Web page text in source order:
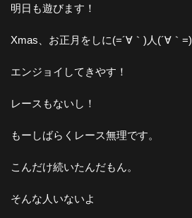
明日も遊びます！
Xmas、お正月をしに(=´∀｀)人(´∀｀=)
エンジョイしてきやす！
レースもないし！
もーしばらくレース無理です。
こんだけ続いたんだもん。
そんな人いないよ